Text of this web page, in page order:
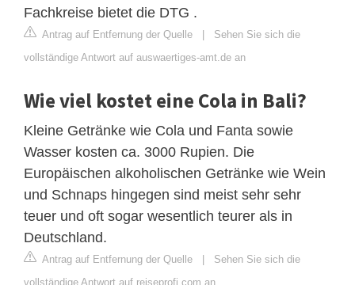
Fachkreise bietet die DTG .
Antrag auf Entfernung der Quelle | Sehen Sie sich die
vollständige Antwort auf auswaertiges-amt.de an
Wie viel kostet eine Cola in Bali?
Kleine Getränke wie Cola und Fanta sowie
Wasser kosten ca. 3000 Rupien. Die
Europäischen alkoholischen Getränke wie Wein
und Schnaps hingegen sind meist sehr sehr
teuer und oft sogar wesentlich teurer als in
Deutschland.
Antrag auf Entfernung der Quelle | Sehen Sie sich die
vollständige Antwort auf reiseprofi.com an